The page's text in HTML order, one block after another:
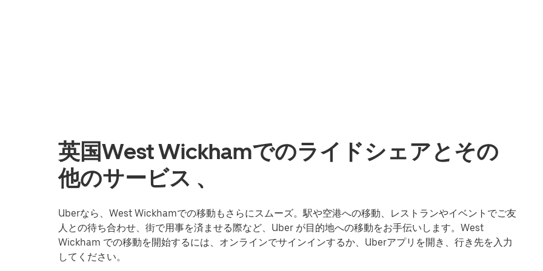
英国West Wickhamでのライドシェアとその
他のサービス 、
Uberなら、West Wickhamでの移動もさらにスムーズ。駅や空港への移動、レストランやイベントでご友
人との待ち合わせ、街で用事を済ませる際など、Uber が目的地への移動をお手伝いします。West
Wickham での移動を開始するには、オンラインでサインインするか、Uberアプリを開き、行き先を入力
してください。